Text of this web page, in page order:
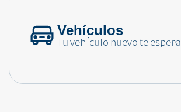
Vehículos
Tu vehículo nuevo te espera